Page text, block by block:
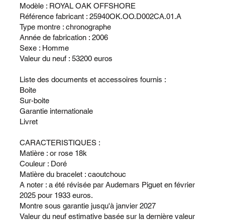
Modèle : ROYAL OAK OFFSHORE
Référence fabricant : 25940OK.OO.D002CA.01.A
Type montre : chronographe
Année de fabrication : 2006
Sexe : Homme
Valeur du neuf : 53200 euros
Liste des documents et accessoires fournis :
Boite
Sur-boite
Garantie internationale
Livret
CARACTERISTIQUES :
Matière : or rose 18k
Couleur : Doré
Matière du bracelet : caoutchouc
A noter : a été révisée par Audemars Piguet en février
2025 pour 1933 euros.
Montre sous garantie jusqu'à janvier 2027
Valeur du neuf estimative basée sur la dernière valeur